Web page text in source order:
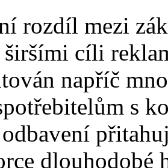
rozdíl mezi
širšími cíli
napříč
s
dlouhodobé